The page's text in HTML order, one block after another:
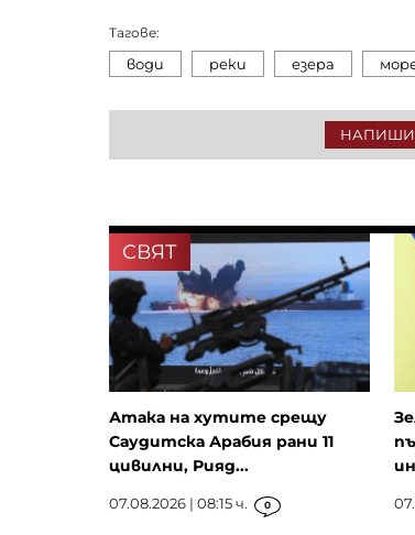
Тагове:
води реки езера
НАПИШИ
СВЯТ
Атака на хутите срещу
Саудитска Арабия рани 11
цивилни, Рияд...
07.08.2026 | 08:15 ч. 0